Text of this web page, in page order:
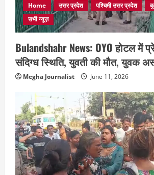
Home उत्तर प्रदेश पश्चिमी उत्तर प्रदेश
सभी न्यूज़
Bulandshahr News: OYO होटल में
संदिग्ध स्थिति, युवती की मौत, युवक
Megha Journalist June 11, 2026